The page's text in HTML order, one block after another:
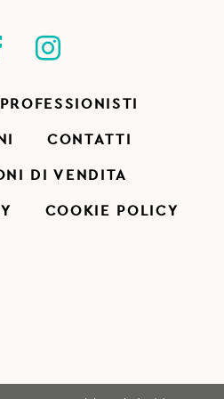
CONTATTI
DI VENDITA
COOKIE POLICY